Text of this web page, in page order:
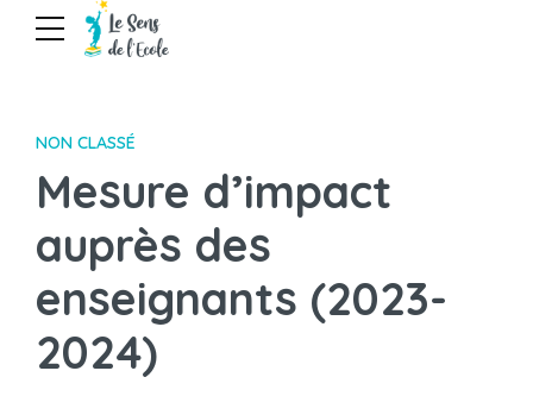
NON CLASSÉ
Mesure d’impact
auprès des
enseignants (2023-
2024)